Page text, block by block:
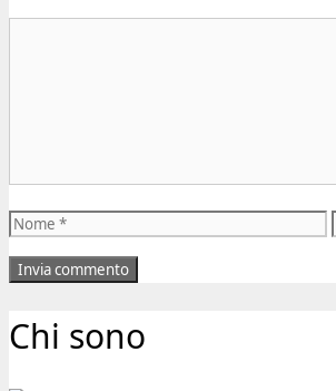
Nome
Chi sono